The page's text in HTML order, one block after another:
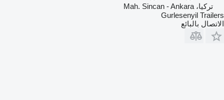
تركيا، Mah. Sincan - Ankara
Gurlesenyil Trailers
الاتصال بالبائع